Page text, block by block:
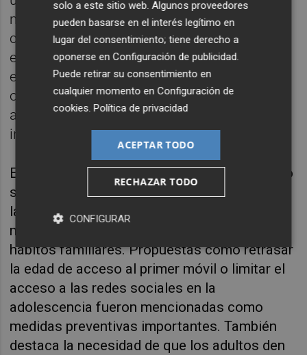
mental, es crucial considerar otros factores,
como el contexto socioeconómico y el
estrés familiar. "Es como culpar
exclusivamente al azúcar en la epidemia de
obesidad. Para que las personas consuman
azúcar en exceso, hay otros factores que
influyen".
En cuanto a las posibles soluciones, Montero
sugiere un enfoque multifacético que incluya
la educación digital en positivo, el
minimalismo digital y un cambio en los
hábitos familiares. Propuestas como retrasar
la edad de acceso al primer móvil o limitar el
acceso a las redes sociales en la
adolescencia fueron mencionadas como
medidas preventivas importantes. También
destaca la necesidad de que los adultos den
solo a este sitio web. Algunos proveedores
pueden basarse en el interés legítimo en
lugar del consentimiento; tiene derecho a
oponerse enConfiguración de publicidad.
Puede retirar su consentimiento en
cualquier momento enConfiguración de
cookies.Política de privacidad
ACEPTAR TODO
RECHAZAR TODO
CONFIGURAR